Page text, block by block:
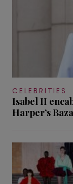
CELEBRITIES
Isabel II
Harper’s